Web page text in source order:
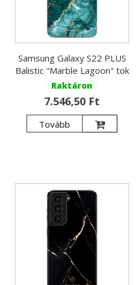
Samsung Galaxy S22 PLUS
Balistic "Marble Lagoon" tok
Raktáron
7.546,50 Ft
Tovább